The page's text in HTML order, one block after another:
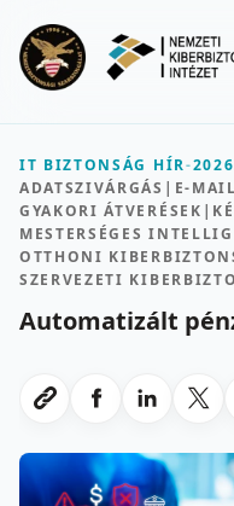
IT BIZTONSÁG HÍR-
ADATSZIVÁRGÁS | E-
GYAKORI ÁTVERÉSEK |
MESTERSÉGES
OTTHONI
SZERVEZETI
Automatizált
Link masolasa
Megosztas